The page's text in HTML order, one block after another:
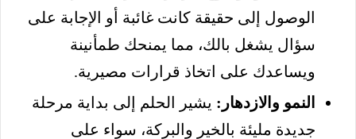
الوصول إلى حقيقة كانت غائبة أو الإجابة على
سؤال يشغل بالك، مما يمنحك طمأنينة
ويساعدك على اتخاذ قرارات مصيرية.
النمو والازدهار: يشير الحلم إلى بداية مرحلة
جديدة مليئة بالخير والبركة، سواء على